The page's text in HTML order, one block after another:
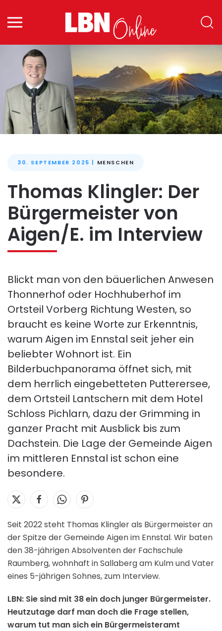
Zum Hauptinhalt springen
30. SEPTEMBER 2025 | MENSCHEN
Thomas Klingler: Der
Bürgermeister von
Aigen/E. im Interview
Blickt man von den bäuerlichen Anwesen
Thonnerhof oder Hochhuberhof im
Ortsteil Vorberg Richtung Westen, so
braucht es keine Worte zur Erkenntnis,
warum Aigen im Ennstal seit jeher ein
beliebter Wohnort ist. Ein
Bilderbuchpanorama öffnet sich, mit
dem herrlich eingebetteten Putterersee,
dem Ortsteil Lantschern mit dem Hotel
Schloss Pichlarn, dazu der Grimming in
ganzer Pracht mit Ausblick bis zum
Dachstein. Die Lage der Gemeinde Aigen
im mittleren Ennstal ist schon eine
besondere.
Seit 2022 steht Thomas Klingler als Bürgermeister an
der Spitze der Gemeinde Aigen im Ennstal. Wir baten
den 38-jährigen Absolventen der Fachschule
Raumberg, wohnhaft in Sallaberg am Kulm und Vater
eines 5-jährigen Sohnes, zum Interview.
LBN: Sie sind mit 38 ein doch junger Bürgermeister.
Heutzutage darf man doch die Frage stellen,
warum tut man sich ein Bürgermeisteramt